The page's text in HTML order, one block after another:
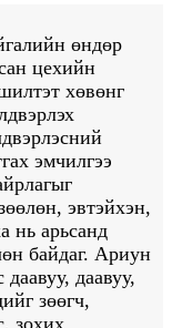
өндөр
цехийн
хөвөнг
эмчилгээ
эвтэйхэн,
нь арьсанд
байдаг. Ариун
даавуу,
зөөгч,
зохих